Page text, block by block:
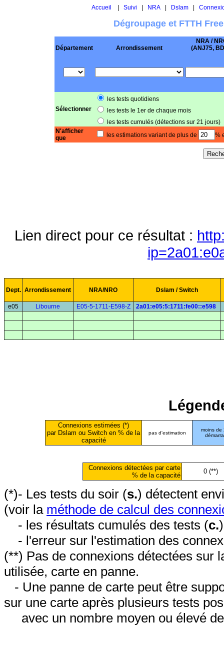
Accueil Suivi NRA| Dslam|
Dégroupage et FTTH
Département Arrondissement
NRA /
(ANJ75,
Sélectionner
les tests quotidiens
les tests le 1er de chaque mois
les tests cumulés (détections sur 21 jours)
N'afficher
que
les estimations variant de plus de %
Lien direct pour ce résultat :
Dept. Arrondissement NRA/NRO Dslam / Switch
e05 Libourne E05-5-1711-E598-Z 2a01:e05:5:1711:fe00::e598
Connexions estimées (*)
par Dslam ou Switch en % de la
capacité
pas d'estimation
moins de
Connexions détectées par carte
% de la capacité
0 (**)
(*)- Les tests du soir (s.) détectent
(voir la méthode de calcul des
- les résultats cumulés des tests (c.
- l'erreur sur l'estimation des
(**) Pas de connexions détectées sur
utilisée, carte en panne.
- Une panne de carte peut être
sur une carte après plusieurs tests
avec un nombre moyen ou élevé